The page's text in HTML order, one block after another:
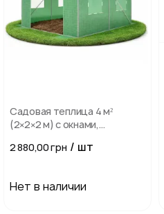
Садовая теплица 4 м²
(2×2×2 м) с окнами,
Зеленая
2 880,00 грн / шт
Нет в наличии